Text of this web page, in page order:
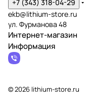
+7 (343) 318-04-29
ekb@lithium-store.ru
ул. Фурманова 48
Интернет-магазин
Информация
© 2026 lithium-store.ru